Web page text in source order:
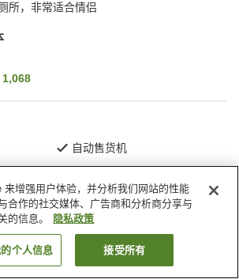
所，非常适合情侣
1,068
自动售货机
中央区 东京日本桥京急Ex Inn
搜索客房
来增强用户体验，并分析我们网站的性能
合作的社交媒体、广告商和分析商分享与
的信息。
隐私政策
个人信息 接受所有